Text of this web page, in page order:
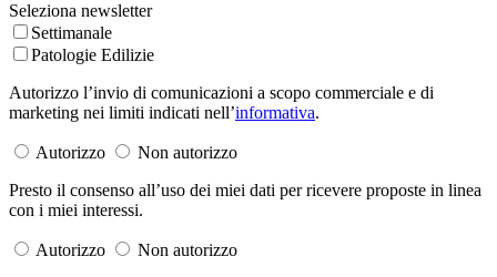
Seleziona newsletter
Settimanale
Patologie Edilizie
Autorizzo l’invio di comunicazioni a scopo commerciale e di
marketing nei limiti indicati nell’informativa.
Autorizzo
Non autorizzo
Presto il consenso all’uso dei miei dati per ricevere proposte in linea
con i miei interessi.
Autorizzo
Non autorizzo